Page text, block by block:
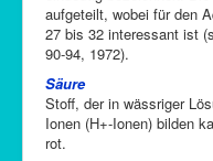
aufgeteilt, wobei für den
27 bis 32 interessant ist
90-94, 1972).
Säure
Stoff, der in wässriger
Ionen (H+-Ionen) bilden
rot.